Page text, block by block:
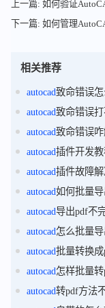
上一篇: 如何验证
下一篇: 如何管理
相关推荐
autocad致命错误
autocad致命错误
autocad致命错误
autocad插件开发
autocad插件故障
autocad如何批量
autocad导出pdf不
autocad怎么批量
autocad批量转换成
autocad怎样批量转
autocad转pdf方法